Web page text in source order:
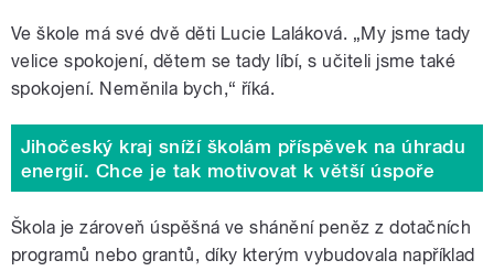
Ve škole má své dvě děti Lucie Laláková. „My jsme tady
velice spokojení, dětem se tady líbí, s učiteli jsme také
spokojení. Neměnila bych,“ říká.
Jihočeský kraj sníží školám příspěvek na úhradu
energií. Chce je tak motivovat k větší úspoře
Škola je zároveň úspěšná ve shánění peněz z dotačních
programů nebo grantů, díky kterým vybudovala například